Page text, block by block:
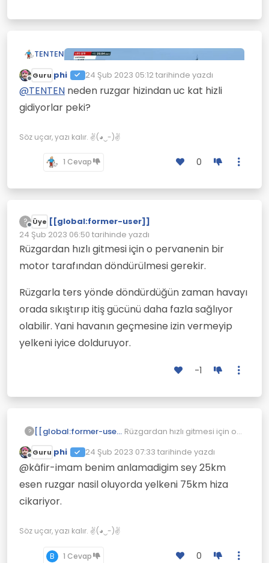
TENTEN
Katamaran tipi bu yelkenlilerde rüzgar hızının
Çevrimdışı
Guru phi 24 Şub 2023 05:12tarihinde yazdı
Son düzenleyen:
@TENTEN neden ruzgar hizindan uc kat hizli
gidiyorlar peki?
Söz uçar, yazı kalır. ✌(◕‿-)✌
1 Cevap 0
?
Çevrimdışı
Üye [[global:former-user]]
24 Şub 2023 06:50 tarihinde yazdı
Son düzenleyen:
Rüzgardan hızlı gitmesi için o pervanenin bir
motor tarafından döndürülmesi gerekir.
Rüzgarla ters yönde döndürdüğün zaman havayı
orada sıkıştırıp itiş gücünü daha fazla sağlıyor
olabilir. Yani havanın geçmesine izin vermeyip
yelkeni iyice dolduruyor.
-1
? [[global:former-user]] Rüzgardan hızlı gitmesi için o
tarafından döndürülmesi
gerekir.
Rüzgarla ters yönde
döndürdüğün zaman havayı
orada sıkıştırıp itiş gücünü
daha fazla sağlıyor olabilir.
Çevrimdışı
Guru phi 24 Şub 2023 07:33 tarihinde yazdı
Son düzenleyen:
@kâfir-imam benim anlamadigim sey 25km
esen ruzgar nasil oluyorda yelkeni 75km hiza
cikariyor.
Söz uçar, yazı kalır. ✌(◕‿-)✌
B 1 Cevap 0